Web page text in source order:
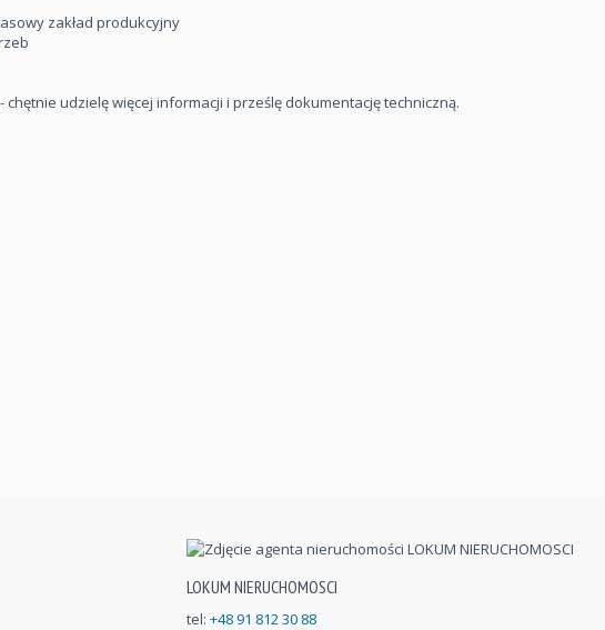
zakład produkcyjny
udzielę więcej informacji i prześlę dokumentację techniczną.
LOKUM NIERUCHOMOSCI
tel: +48 91 812 30 88